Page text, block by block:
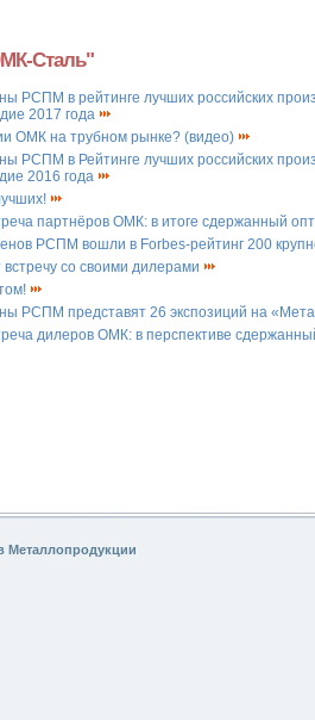
Сталь"
РСПМ в рейтинге лучших российских
2017 года
ОМК на трубном рынке? (видео)
РСПМ в Рейтинге лучших российских
2016 года
партнёров ОМК: в итоге сдержанный
РСПМ вошли в Forbes-рейтинг 200
со своими дилерами
РСПМ представят 26 экспозиций на
дилеров ОМК: в перспективе
Металлопродукции